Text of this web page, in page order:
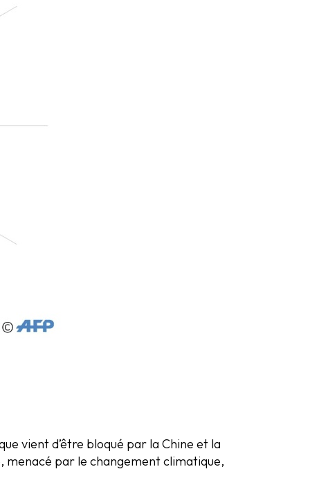
vient d’être bloqué par la Chine et la
menacé par le changement climatique,